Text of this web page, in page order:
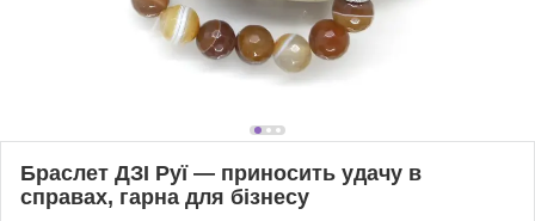
Браслет ДЗІ Руї — приносить удачу в
справах, гарна для бізнесу